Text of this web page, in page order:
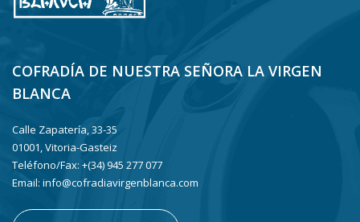
COFRADÍA DE NUESTRA SEÑORA LA VIRGEN
BLANCA
Calle Zapatería, 33-35
01001, Vitoria-Gasteiz
Teléfono/Fax: +(34) 945 277 077
Email: info@cofradiavirgenblanca.com